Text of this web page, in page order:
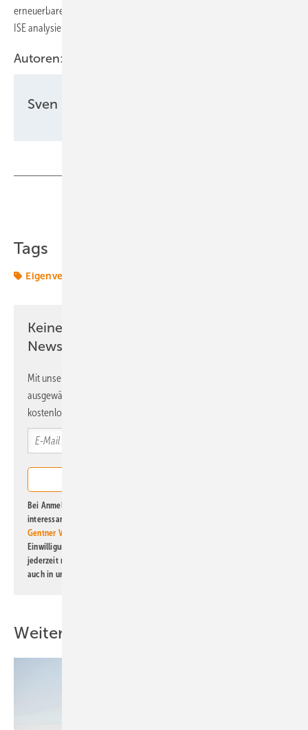
erneuerbarer Energien vorlegt. Ein weiterer Beitrag des Fraunhofer
ISE analysiert die Entwicklungen bei Wärmepumpen.
Autoren:
Sven Ullrich
Tags
Eigenverbrauch
Keine Zeit? Kein Problem mit dem ERE
Newsletter!
Mit unserem Newsletter erhalten Sie regelmäßig von uns
ausgewählte Informationen und Neuigkeiten, gebündelt und
kostenlos direkt ins Postfach.
Bei Anmeldung zu diesem Newsletter bin ich damit einverstanden, über
interessante Verlags- und Online-Angebote
Gentner Verlag GmbH & Co. KG
Einwilligung kann ich jederzeit widerrufen und eine Abmeldung ist
jederzeit möglich. Informationen zum Umgang mit Daten finden Sie
auch in unserer
Weitere Inhalte